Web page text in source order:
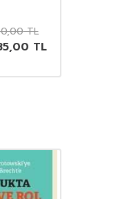
TL
TL